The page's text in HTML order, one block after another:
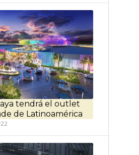
tendrá el outlet
de Latinoamérica